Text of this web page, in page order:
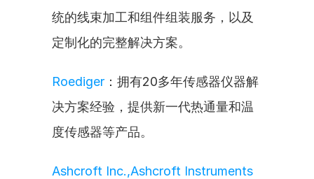
统的线束加工和组件组装服务，以及
定制化的完整解决方案。
Roediger ：拥有20多年传感器仪器解
决方案经验，提供新一代热通量和温
度传感器等产品。
Ashcroft Inc.,Ashcroft Instruments